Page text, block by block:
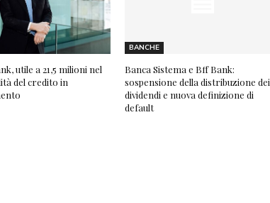
utile a 21,5 milioni nel
del credito in
BANCHE
Banca Sistema e Bff Bank:
sospensione della distribuzione dei
dividendi e nuova definizione di
default